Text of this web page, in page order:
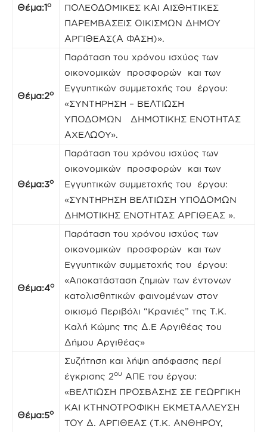
Θέμα:1ο
ΠΟΛΕΟΔΟΜΙΚΕΣ ΚΑΙ ΑΙΣΘΗΤΙΚΕΣ
ΠΑΡΕΜΒΑΣΕΙΣ ΟΙΚΙΣΜΩΝ ΔΗΜΟΥ
ΑΡΓΙΘΕΑΣ(Α ΦΑΣΗ)».
Θέμα:2ο
Παράταση του χρόνου ισχύος των
οικονομικών προσφορών και των
Εγγυητικών συμμετοχής του έργου:
«ΣΥΝΤΗΡΗΣΗ – ΒΕΛΤΙΩΣΗ
ΥΠΟΔΟΜΩΝ ΔΗΜΟΤΙΚΗΣ ΕΝΟΤΗΤΑΣ
ΑΧΕΛΩΟΥ».
Θέμα:3ο
Παράταση του χρόνου ισχύος των
οικονομικών προσφορών και των
Εγγυητικών συμμετοχής του έργου:
«ΣΥΝΤΗΡΗΣΗ ΒΕΛΤΙΩΣΗ ΥΠΟΔΟΜΩΝ
ΔΗΜΟΤΙΚΗΣ ΕΝΟΤΗΤΑΣ ΑΡΓΙΘΕΑΣ ».
Θέμα:4ο
Παράταση του χρόνου ισχύος των
οικονομικών προσφορών και των
Εγγυητικών συμμετοχής του έργου:
«Αποκατάσταση ζημιών των έντονων
κατολισθητικών φαινομένων στον
οικισμό Περιβόλι “Κρανιές” της Τ.Κ.
Καλή Κώμης της Δ.Ε Αργιθέας του
Δήμου Αργιθέας»
Θέμα:5ο
Συζήτηση και λήψη απόφασης περί
έγκρισης 2ου ΑΠΕ του έργου:
«ΒΕΛΤΙΩΣΗ ΠΡΟΣΒΑΣΗΣ ΣΕ ΓΕΩΡΓΙΚΗ
ΚΑΙ ΚΤΗΝΟΤΡΟΦΙΚΗ ΕΚΜΕΤΑΛΛΕΥΣΗ
ΤΟΥ Δ. ΑΡΓΙΘΕΑΣ (Τ.Κ. ΑΝΘΗΡΟΥ,